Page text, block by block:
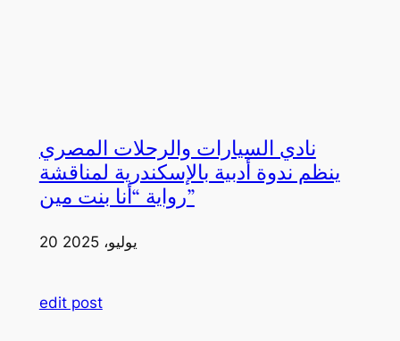
نادي السيارات والرحلات المصري
ينظم ندوة أدبية بالإسكندرية لمناقشة
رواية “أنا بنت مين”
20 يوليو، 2025
edit post